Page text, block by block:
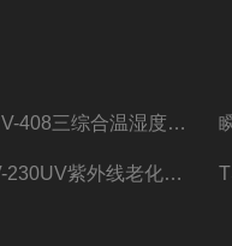
THV-408三综合温湿度振动试验箱
UV-230UV紫外线老化试验箱